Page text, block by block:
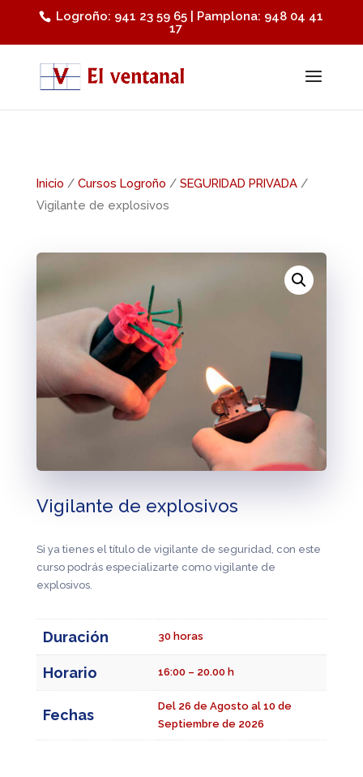
Logroño: 941 23 59 65 | Pamplona: 948 04 41
17
Inicio / Cursos Logroño / SEGURIDAD PRIVADA/
Vigilante de explosivos
Vigilante de explosivos
Si ya tienes el título de vigilante de seguridad, con este
curso podrás especializarte como vigilante de
explosivos.
Duración 30 horas
Horario 16:00 – 20.00 h
Fechas
Del 26 de Agosto al 10 de
Septiembre de 2026